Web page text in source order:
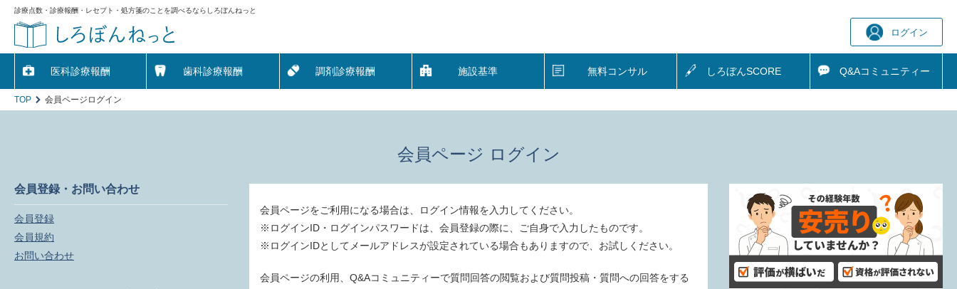
診療点数・診療報酬・レセプト・処方箋のことを調べるならしろぼんねっと
ログイン
医科診療報酬 歯科診療報酬 調剤診療報酬 施設基準 無料コンサル しろぼんSCORE Q&Aコミュニティー
TOP 会員ページログイン
会員ページ ログイン
会員登録・お問い合わせ
会員登録
会員規約
お問い合わせ
会員ページをご利用になる場合は、ログイン情報を入力してください。
※ログインID・ログインパスワードは、会員登録の際に、ご自身で入力したものです。
※ログインIDとしてメールアドレスが設定されている場合もありますので、お試しください。
会員ページの利用、Q&Aコミュニティーで質問回答の閲覧および質問投稿・質問への回答をする